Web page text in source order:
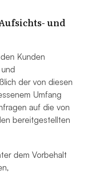
und
Kunden
der von diesen
Umfang
auf die von
bereitgestellten
dem Vorbehalt